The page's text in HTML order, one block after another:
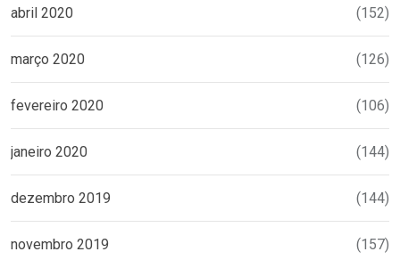
abril 2020 (152)
março 2020 (126)
fevereiro 2020 (106)
janeiro 2020 (144)
dezembro 2019 (144)
novembro 2019 (157)